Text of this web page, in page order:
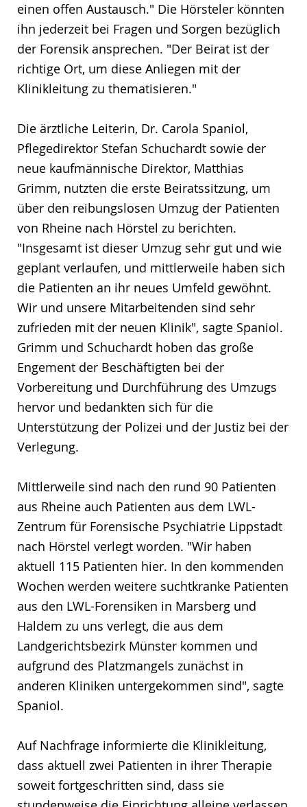
einen offen Austausch." Die Hörsteler könnten
ihn jederzeit bei Fragen und Sorgen bezüglich
der Forensik ansprechen. "Der Beirat ist der
richtige Ort, um diese Anliegen mit der
Klinikleitung zu thematisieren."
Die ärztliche Leiterin, Dr. Carola Spaniol,
Pflegedirektor Stefan Schuchardt sowie der
neue kaufmännische Direktor, Matthias
Grimm, nutzten die erste Beiratssitzung, um
über den reibungslosen Umzug der Patienten
von Rheine nach Hörstel zu berichten.
"Insgesamt ist dieser Umzug sehr gut und wie
geplant verlaufen, und mittlerweile haben sich
die Patienten an ihr neues Umfeld gewöhnt.
Wir und unsere Mitarbeitenden sind sehr
zufrieden mit der neuen Klinik", sagte Spaniol.
Grimm und Schuchardt hoben das große
Engement der Beschäftigten bei der
Vorbereitung und Durchführung des Umzugs
hervor und bedankten sich für die
Unterstützung der Polizei und der Justiz bei der
Verlegung.
Mittlerweile sind nach den rund 90 Patienten
aus Rheine auch Patienten aus dem LWL-
Zentrum für Forensische Psychiatrie Lippstadt
nach Hörstel verlegt worden. "Wir haben
aktuell 115 Patienten hier. In den kommenden
Wochen werden weitere suchtkranke Patienten
aus den LWL-Forensiken in Marsberg und
Haldem zu uns verlegt, die aus dem
Landgerichtsbezirk Münster kommen und
aufgrund des Platzmangels zunächst in
anderen Kliniken untergekommen sind", sagte
Spaniol.
Auf Nachfrage informierte die Klinikleitung,
dass aktuell zwei Patienten in ihrer Therapie
soweit fortgeschritten sind, dass sie